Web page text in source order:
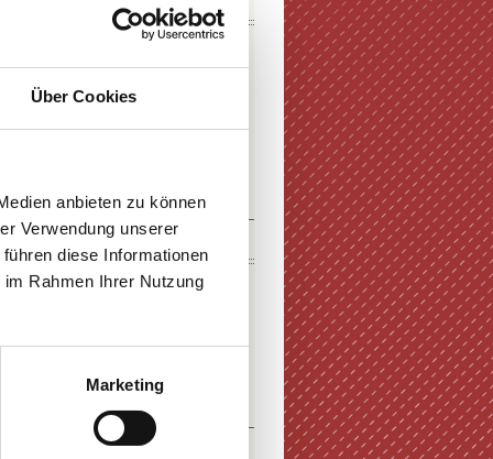
Über Cookies
anbieten zu können
Verwendung unserer
diese Informationen
Rahmen Ihrer Nutzung
Marketing
KURZFILM
SOCIAL MEDIA